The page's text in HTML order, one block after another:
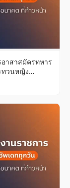
าสาสมัครทหาร
ทวนหญิง